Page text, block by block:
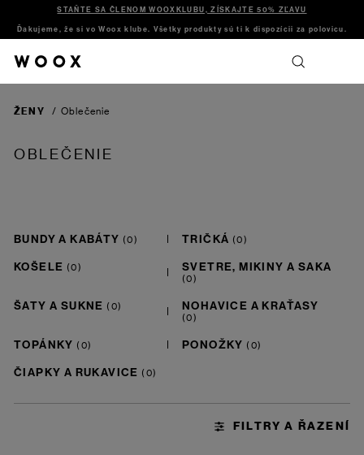
STAŇTE SA ČLENOM WOOXKLUBU, ZÍSKAJTE 50% ZĽAVU
Ďakujeme, že si vo Woox klube. Všetky produkty sú ti k dispozícii za polovicu.
ŽENY / Oblečenie
OBLEČENIE
BUNDY A KABÁTY
TRIČKÁ
KOŠELE
SVETRE, MIKINY A SAKA
ŠATY A SUKNE NOHAVICE A KRAŤASY
TOPÁNKY
PONOŽKY
ČIAPKY A RUKAVICE